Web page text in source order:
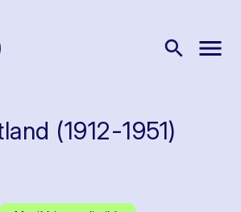
search menu
(1912-1951)